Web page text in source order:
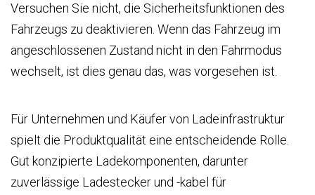
Versuchen Sie nicht, die Sicherheitsfunktionen des
Fahrzeugs zu deaktivieren. Wenn das Fahrzeug im
angeschlossenen Zustand nicht in den Fahrmodus
wechselt, ist dies genau das, was vorgesehen ist.
Für Unternehmen und Käufer von Ladeinfrastruktur
spielt die Produktqualität eine entscheidende Rolle.
Gut konzipierte Ladekomponenten, darunter
zuverlässige Ladestecker und -kabel für